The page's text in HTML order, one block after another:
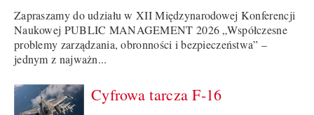
Zapraszamy do udziału w XII Międzynarodowej Konferencji
Naukowej PUBLIC MANAGEMENT 2026 „Współczesne
problemy zarządzania, obronności i bezpieczeństwa” –
jednym z najważn...
Cyfrowa tarcza F-16